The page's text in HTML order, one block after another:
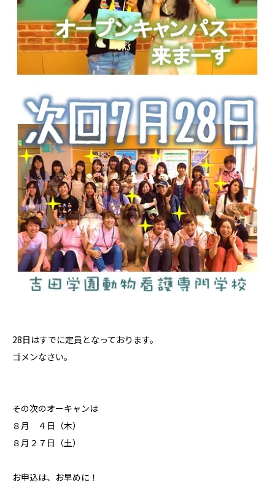
28日はすでに定員となっております。
ゴメンなさい。
その次のオーキャンは
８月 ４日（木）
８月２７日（土）
お申込は、お早めに！